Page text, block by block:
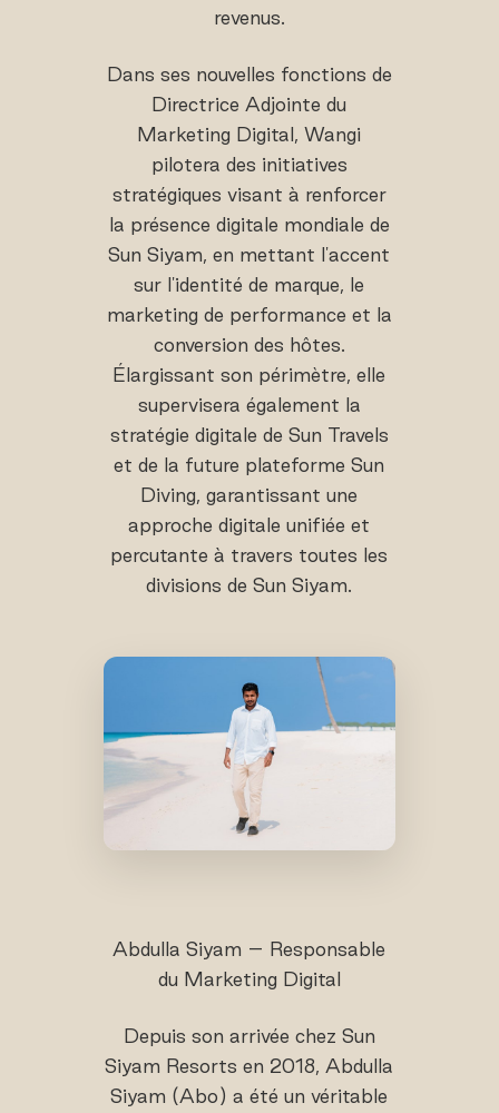
revenus.
Dans ses nouvelles fonctions de
Directrice Adjointe du
Marketing Digital, Wangi
pilotera des initiatives
stratégiques visant à renforcer
la présence digitale mondiale de
Sun Siyam, en mettant l'accent
sur l'identité de marque, le
marketing de performance et la
conversion des hôtes.
Élargissant son périmètre, elle
supervisera également la
stratégie digitale de Sun Travels
et de la future plateforme Sun
Diving, garantissant une
approche digitale unifiée et
percutante à travers toutes les
divisions de Sun Siyam.
Abdulla Siyam – Responsable
du Marketing Digital
Depuis son arrivée chez Sun
Siyam Resorts en 2018, Abdulla
Siyam (Abo) a été un véritable